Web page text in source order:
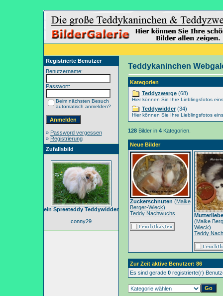
Registrierte Benutzer
Benutzername:
Passwort:
Beim nächsten Besuch
automatisch anmelden?
» Password vergessen
» Registrierung
Zufallsbild
ein Spreeteddy Teddywidder
conny29
Teddykaninchen
Kategorien
Teddyzwerge(68)
Hier können Sie Ihre Lieblingsfotos
Teddywidder(34)
Hier können Sie Ihre Lieblingsfotos
128Bilder in 4Kategorien.
Neue Bilder
Zuckerschnuten (Maike
Berger-Wieck)
Teddy Nachwuchs
Mutterliebe
(Maike
Wieck)
Teddy
Zur Zeit aktive Benutzer: 86
Es sind gerade 0registrierte(r)